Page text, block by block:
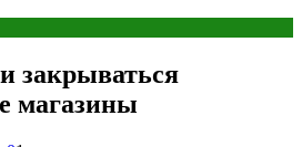
закрываться
магазины